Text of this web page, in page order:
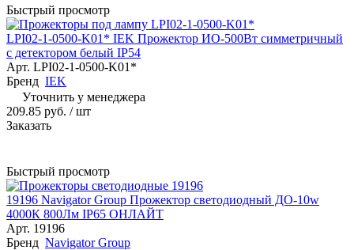
Быстрый просмотр
LPI02-1-0500-K01* IEK Прожектор ИО-500Вт симметричный
с детектором белый IP54
Арт. LPI02-1-0500-K01*
Бренд IEK
Уточнить у менеджера
209.85 руб. / шт
Заказать
Быстрый просмотр
19196 Navigator Group Прожектор светодиодный ДО-10w
4000К 800Лм IP65 ОНЛАЙТ
Арт. 19196
Бренд Navigator Group